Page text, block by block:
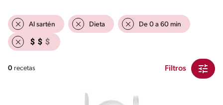
Al sartén Dieta De 0 a 60 min
0 recetas Filtros